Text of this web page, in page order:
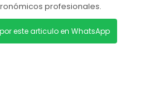
profesionales.
este articulo en WhatsApp